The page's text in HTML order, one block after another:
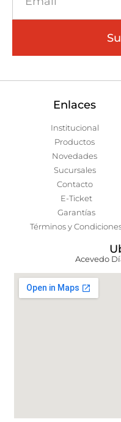
Enlaces
Institucional
Productos
Novedades
Sucursales
Contacto
E-Ticket
Garantías
Términos y
Acevedo